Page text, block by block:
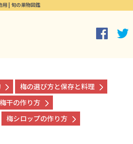
用 | 旬の果物図鑑
梅の選び方と保存と料理
梅干の作り方
梅シロップの作り方